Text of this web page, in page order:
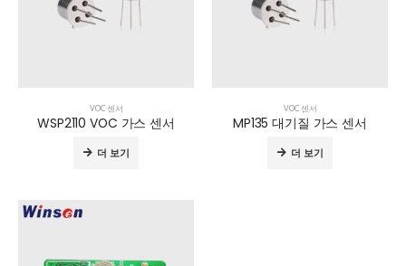
VOC 센서
WSP2110 VOC 가스 센서
더 보기
VOC 센서
MP135 대기질 가스 센서
더 보기